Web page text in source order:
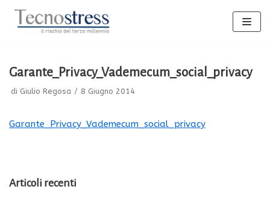
Garante_Privacy_Vademecum_social_privacy
di Giulio Regosa 8 Giugno 2014
Garante_Privacy_Vademecum_social_privacy
Articoli recenti